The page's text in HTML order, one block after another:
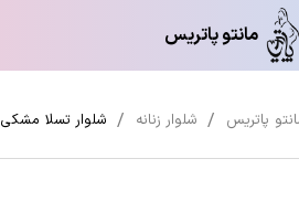
مانتو پاتریس
پاتریس شلوار زنانه شلوار تسلا مشکی 292002527